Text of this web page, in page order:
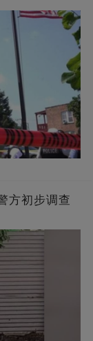
方初步调查